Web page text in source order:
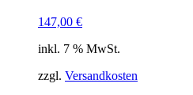
147,00 €
inkl. 7 % MwSt.
zzgl. Versandkosten